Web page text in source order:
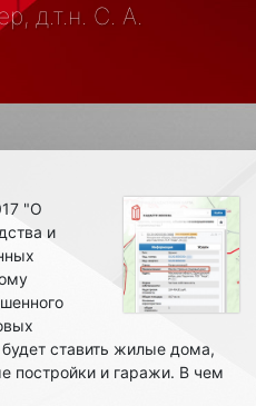
д.т.н. С. А.
"О
и
ставить жилые дома,
постройки и гаражи. В чем